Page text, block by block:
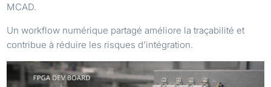
MCAD.
Un workflow numérique partagé améliore la traçabilité et
contribue à réduire les risques d’intégration.